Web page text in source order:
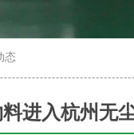
态
进入杭州无